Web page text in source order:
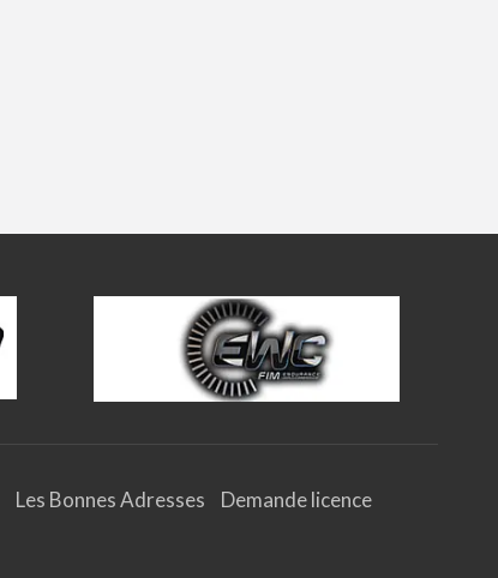
Les Bonnes Adresses
Demande licence